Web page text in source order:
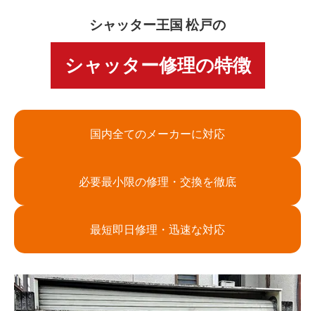
シャッター王国 松戸の
シャッター修理の特徴
国内全てのメーカーに対応
必要最小限の修理・交換を徹底
最短即日修理・迅速な対応